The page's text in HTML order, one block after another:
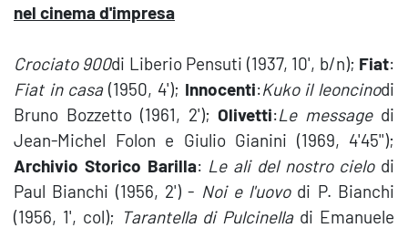
nel cinema d'impresa
Crociato 900di Liberio Pensuti (1937, 10', b/n); Fiat:
Fiat in casa(1950, 4'); Innocenti:Kuko il leoncinodi
Bruno Bozzetto (1961, 2');Olivetti:Le messagedi
Jean-Michel Folon e Giulio Gianini (1969, 4'45'');
Archivio Storico Barilla: Le ali del nostro cielodi
Paul Bianchi (1956, 2') - Noi e l'uovodi P. Bianchi
(1956, 1', col); Tarantella di Pulcinelladi Emanuele